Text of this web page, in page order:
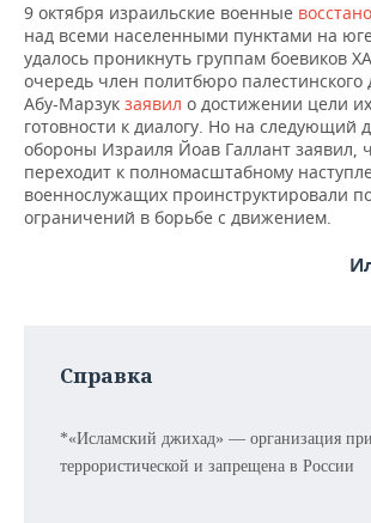
9 октября израильские военные
над всеми населенными пунктами на
удалось проникнуть группам боевиков
очередь член политбюро
Абу-Марзук заявил о достижении цели
готовности к диалогу. Но на следующий
обороны Израиля Йоав Галлант заявил,
переходит к полномасштабному
военнослужащих проинструктировали
ограничений в борьбе с движением.
Справка
*«Исламский джихад» — организация
террористической и запрещена в России